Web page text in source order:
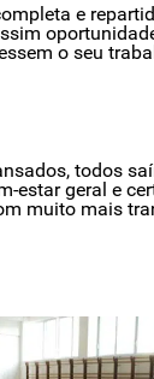
e
o seu
todos
estar geral e
muito mais